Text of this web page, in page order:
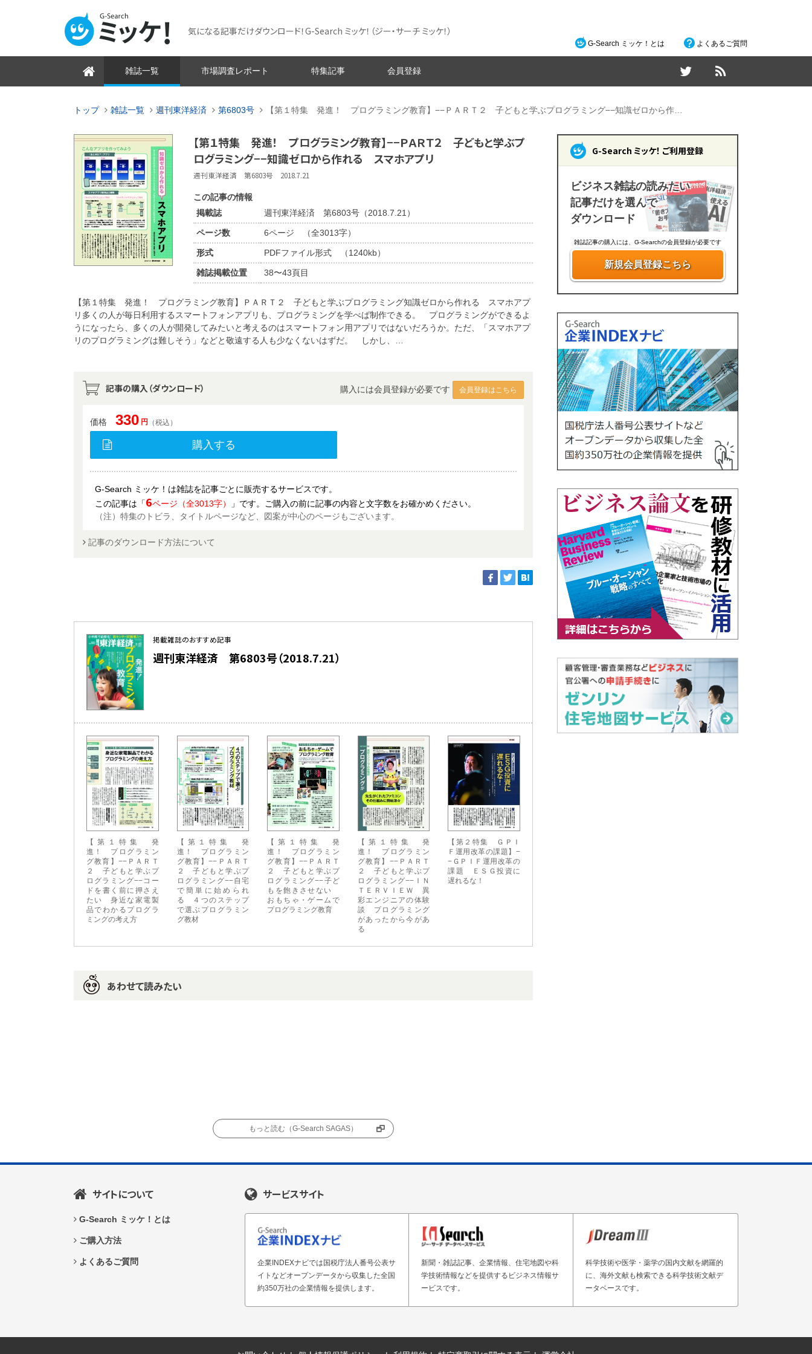
気になる記事だけダウンロード！G-Search ミッケ！ （ジー・サーチ ミッケ！）
G-Search ミッケ！とは よくあるご質問
雑誌一覧 市場調査レポート 特集記事 会員登録
トップ 雑誌一覧 週刊東洋経済 第6803号 【第１特集 発進！ プログラミング教育】−−ＰＡＲＴ２ 子どもと学ぶプログラミング−−知識ゼロから作…
【第１特集 発進！ プログラミング教育】−−ＰＡＲＴ２ 子どもと学ぶプ
ログラミング−−知識ゼロから作れる スマホアプリ
週刊東洋経済 第6803号 2018.7.21
この記事の情報
掲載誌
週刊東洋経済 第6803号（2018.7.21）
ページ数 6ページ （全3013字）
形式 PDFファイル形式 （1240kb）
雑誌掲載位置 38〜43頁目
【第１特集 発進！ プログラミング教育】ＰＡＲＴ２ 子どもと学ぶプログラミング知識ゼロから作れる スマホアプ
リ多くの人が毎日利用するスマートフォンアプリも、プログラミングを学べば制作できる。 プログラミングができるよ
うになったら、多くの人が開発してみたいと考えるのはスマートフォン用アプリではないだろうか。ただ、「スマホアプ
リのプログラミングは難しそう」などと敬遠する人も少なくないはずだ。 しかし、…
記事の購入（ダウンロード） 購入には会員登録が必要です 会員登録はこちら
価格 330 円 （税込）
購入する
G-Search ミッケ！は雑誌を記事ごとに販売するサービスです。
この記事は「6ページ（全3013字）
」です。ご購入の前に記事の内容と文字数をお確かめください。
（注）特集のトビラ、タイトルページなど、図案が中心のページもございます。
記事のダウンロード方法について
掲載雑誌のおすすめ記事
週刊東洋経済 第6803号（2018.7.21）
【第１特集 発
進！ プログラミン
グ教育】−−ＰＡＲＴ
２ 子どもと学ぶプ
ログラミング−−コー
ドを書く前に押さえ
たい 身近な家電製
品でわかるプログラ
ミングの考え方
【第１特集 発
進！ プログラミン
グ教育】−−ＰＡＲＴ
２ 子どもと学ぶプ
ログラミング−−自宅
で簡単に始められ
る ４つのステップ
で選ぶプログラミン
グ教材
【第１特集 発
進！ プログラミン
グ教育】−−ＰＡＲＴ
２ 子どもと学ぶプ
ログラミング−−子ど
もを飽きさせない
おもちゃ・ゲームで
プログラミング教育
【第１特集 発
進！ プログラミン
グ教育】−−ＰＡＲＴ
２ 子どもと学ぶプ
ログラミング−−ＩＮ
ＴＥＲＶＩＥＷ 異
彩エンジニアの体験
談 プログラミング
があったから今があ
る
【第２特集 ＧＰＩ
Ｆ運用改革の課題】−
−ＧＰＩＦ運用改革の
課題 ＥＳＧ投資に
遅れるな！
あわせて読みたい
もっと読む（G-Search SAGAS）
G-Search ミッケ！ ご利用登録
ビジネス雑誌の読みたい
記事だけを選んで
ダウンロード
雑誌記事の購入には、G-Searchの会員登録が必要です
新規会員登録こちら
サイトについて
G-Search ミッケ！とは
ご購入方法
よくあるご質問
サービスサイト
企業INDEXナビでは国税庁法人番号公表サ
イトなどオープンデータから収集した全国
約350万社の企業情報を提供します。
新聞・雑誌記事、企業情報、住宅地図や科
学技術情報などを提供するビジネス情報サ
ービスです。
科学技術や医学・薬学の国内文献を網羅的
に、海外文献も検索できる科学技術文献デ
ータベースです。